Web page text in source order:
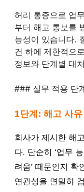
허리 통증으로 업
부터 해고 통보를
능성이 있습니다.
건 하에 제한적으
정보와 단계별 대
### 실무 적용 단
1단계: 해고 사유
회사가 제시한 해
다. 단순히 ‘업무
려움’ 때문인지 확
연관성을 면밀히